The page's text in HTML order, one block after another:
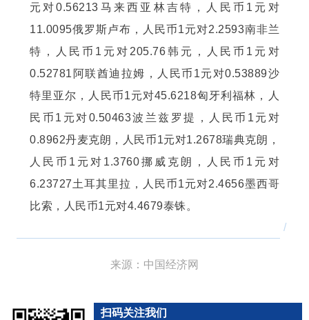
元对0.56213马来西亚林吉特，人民币1元对
11.0095俄罗斯卢布，人民币1元对2.2593南非兰
特，人民币1元对205.76韩元，人民币1元对
0.52781阿联酋迪拉姆，人民币1元对0.53889沙
特里亚尔，人民币1元对45.6218匈牙利福林，人
民币1元对0.50463波兰兹罗提，人民币1元对
0.8962丹麦克朗，人民币1元对1.2678瑞典克朗，
人民币1元对1.3760挪威克朗，人民币1元对
6.23727土耳其里拉，人民币1元对2.4656墨西哥
比索，人民币1元对4.4679泰铢。
/
来源：中国经济网
扫码关注我们